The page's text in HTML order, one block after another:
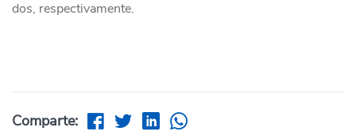
dos, respectivamente.
Comparte: